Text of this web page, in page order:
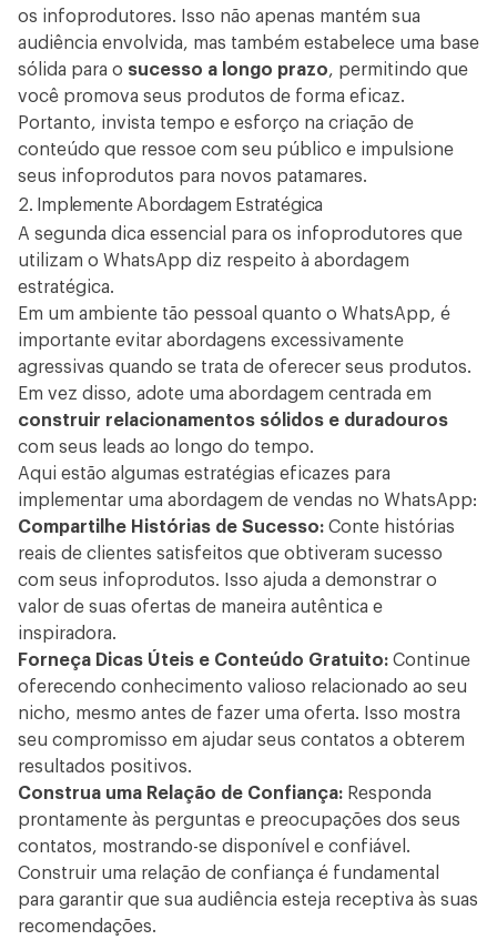
os infoprodutores. Isso não apenas mantém sua
audiência envolvida, mas também estabelece uma base
sólida para o sucesso a longo prazo, permitindo que
você promova seus produtos de forma eficaz.
Portanto, invista tempo e esforço na criação de
conteúdo que ressoe com seu público e impulsione
seus infoprodutos para novos patamares.
2. Implemente Abordagem Estratégica
A segunda dica essencial para os infoprodutores que
utilizam o WhatsApp diz respeito à abordagem
estratégica.
Em um ambiente tão pessoal quanto o WhatsApp, é
importante evitar abordagens excessivamente
agressivas quando se trata de oferecer seus produtos.
Em vez disso, adote uma abordagem centrada em
construir relacionamentos sólidos e duradouros
com seus leads ao longo do tempo.
Aqui estão algumas estratégias eficazes para
implementar uma abordagem de vendas no WhatsApp:
Compartilhe Histórias de Sucesso: Conte histórias
reais de clientes satisfeitos que obtiveram sucesso
com seus infoprodutos. Isso ajuda a demonstrar o
valor de suas ofertas de maneira autêntica e
inspiradora.
Forneça Dicas Úteis e Conteúdo Gratuito: Continue
oferecendo conhecimento valioso relacionado ao seu
nicho, mesmo antes de fazer uma oferta. Isso mostra
seu compromisso em ajudar seus contatos a obterem
resultados positivos.
Construa uma Relação de Confiança: Responda
prontamente às perguntas e preocupações dos seus
contatos, mostrando-se disponível e confiável.
Construir uma relação de confiança é fundamental
para garantir que sua audiência esteja receptiva às suas
recomendações.